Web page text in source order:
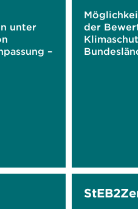
unter
–
der